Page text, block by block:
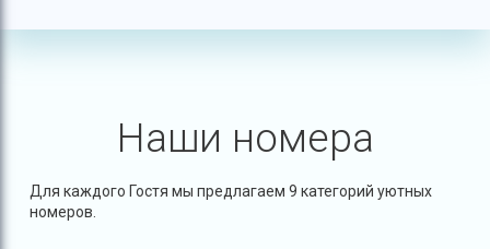
Наши номера
Для каждого Гостя мы предлагаем 9 категорий уютных
номеров.